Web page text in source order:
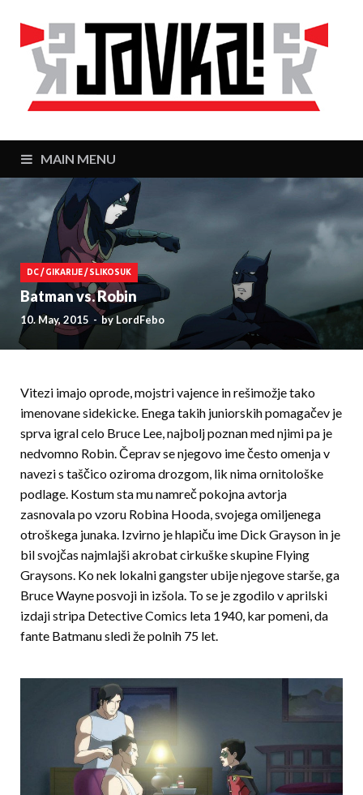
MAIN MENU
DC/GIKARIJE/SLIKOSUK
Batman vs. Robin
10. May, 2015 - by LordFebo
Vitezi imajo oprode, mojstri vajence in rešimožje tako
imenovane sidekicke. Enega takih juniorskih pomagačev je
sprva igral celo Bruce Lee, najbolj poznan med njimi pa je
nedvomno Robin. Čeprav se njegovo ime često omenja v
navezi s taš­či­co oziroma drozgom, lik nima ornitološke
podlage. Kostum sta mu namreč pokojna avtorja
zasnovala po vzoru Robina Hooda, svojega omiljenega
otroškega junaka. Izvirno je hlapiču ime Dick Grayson in je
bil svojčas najmlajši akrobat cirkuške skupine Flying
Graysons. Ko nek lokalni gangster ubije njegove star­še, ga
Bruce Wayne posvoji in izšola. To se je zgodilo v aprilski
izdaji stripa Detective Comics leta 1940, kar pomeni, da
fante Batmanu sledi že polnih 75 let.